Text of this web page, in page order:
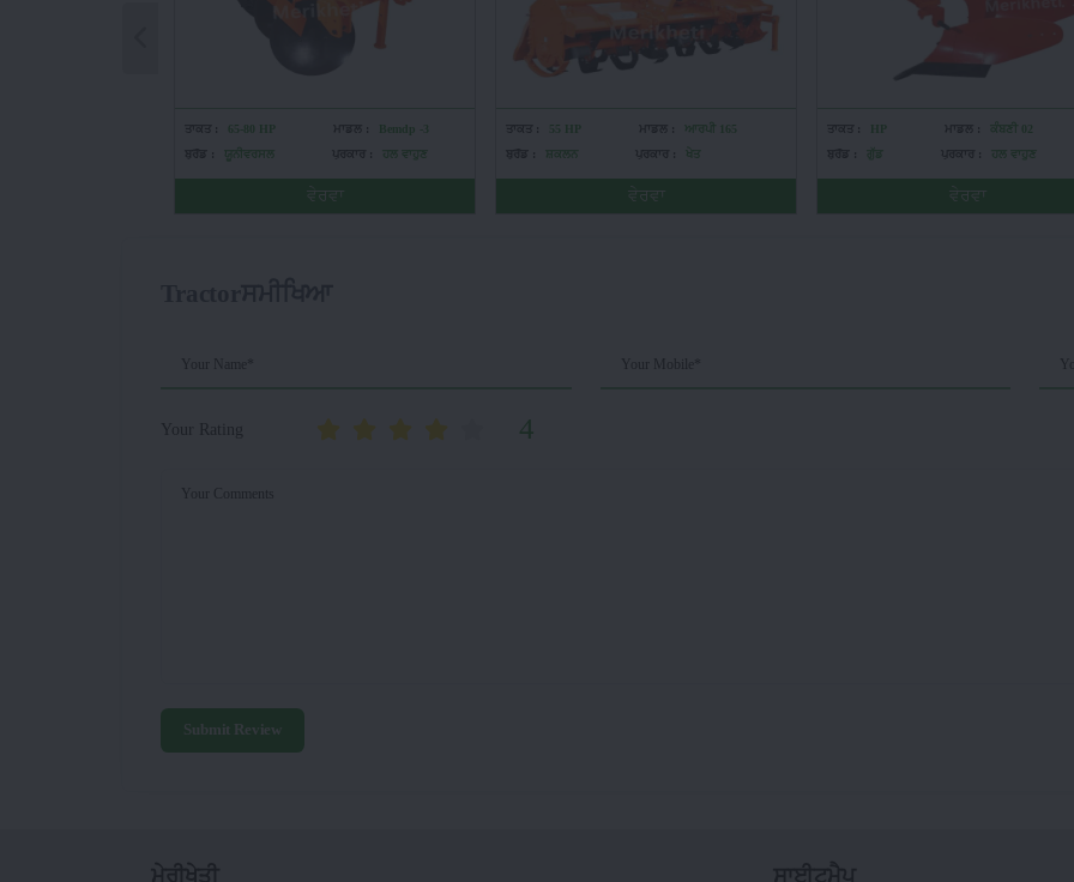
ਤਾਕਤ : 65-80 HP ਮਾਡਲ :
Bemdp -3
ਬ੍ਰੈਂਡ :
ਯੂਨੀਵਰਸਲ ਪ੍ਰਕਾਰ : ਹਲ ਵਾਹੁਣ
ਵੇਰਵਾ
ਤਾਕਤ : 55 HP ਮਾਡਲ :
ਆਰਪੀ 165
ਬ੍ਰੈਂਡ :
ਸ਼ਕਲਨ ਪ੍ਰਕਾਰ : ਖੇਤ
ਵੇਰਵਾ
ਤਾਕਤ : HP ਮਾਡਲ :
ਕੰਬਣੀ 02
ਬ੍ਰੈਂਡ :
ਗੁੱਡ ਪ੍ਰਕਾਰ : ਹਲ ਵਾਹੁਣ
ਵੇਰਵਾ
Your Name* Your Mobile*
Your Rating 4
Your Comments
Submit Review